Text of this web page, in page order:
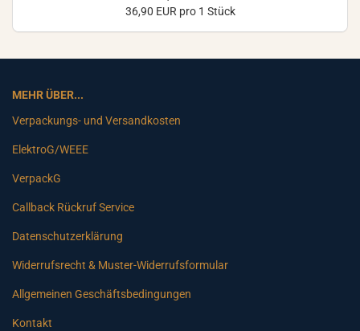
36,90 EUR pro 1 Stück
MEHR ÜBER...
Verpackungs- und Versandkosten
ElektroG/WEEE
VerpackG
Callback Rückruf Service
Datenschutzerklärung
Widerrufsrecht & Muster-Widerrufsformular
Allgemeinen Geschäftsbedingungen
Kontakt